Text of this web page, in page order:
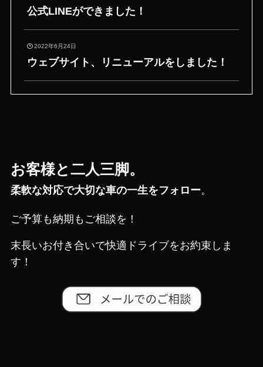
公式LINEができました！
2022年6月24日
ウェブサイト、リニューアルをしました！
お客様と二人三脚。
柔軟な対応で大切な車の一生をフォロー。
ご予算も納期もご相談を！
末長いお付き合いで快適ドライブをお約束しま
す！